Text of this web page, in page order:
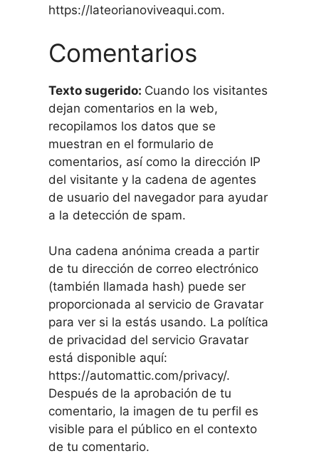
https://lateorianoviveaqui.com.
Comentarios
Texto sugerido: Cuando los visitantes
dejan comentarios en la web,
recopilamos los datos que se
muestran en el formulario de
comentarios, así como la dirección IP
del visitante y la cadena de agentes
de usuario del navegador para ayudar
a la detección de spam.
Una cadena anónima creada a partir
de tu dirección de correo electrónico
(también llamada hash) puede ser
proporcionada al servicio de Gravatar
para ver si la estás usando. La política
de privacidad del servicio Gravatar
está disponible aquí:
https://automattic.com/privacy/.
Después de la aprobación de tu
comentario, la imagen de tu perfil es
visible para el público en el contexto
de tu comentario.